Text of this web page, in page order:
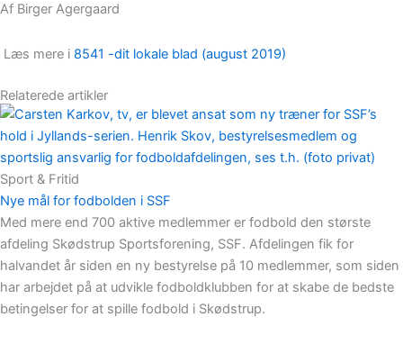
Af Birger Agergaard
Læs mere i 8541 -dit lokale blad (august 2019)
Relaterede artikler
Sport & Fritid
Nye mål for fodbolden i SSF
Med mere end 700 aktive medlemmer er fodbold den største
afdeling Skødstrup Sportsforening, SSF. Afdelingen fik for
halvandet år siden en ny bestyrelse på 10 medlemmer, som siden
har arbejdet på at udvikle fodboldklubben for at skabe de bedste
betingelser for at spille fodbold i Skødstrup.